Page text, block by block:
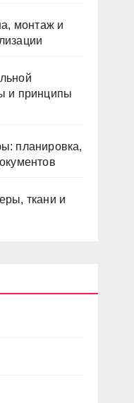
монтаж и
и принципы
планировка,
ткани и